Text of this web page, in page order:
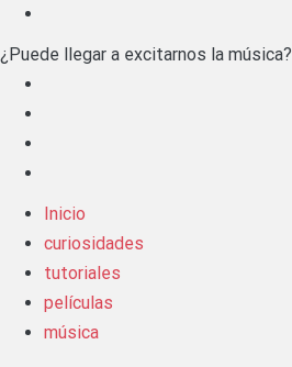
¿Puede llegar a excitarnos la música?
Inicio
curiosidades
tutoriales
películas
música